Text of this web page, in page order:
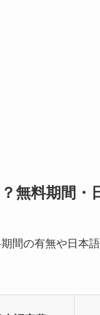
無料期間・
間の有無や日本